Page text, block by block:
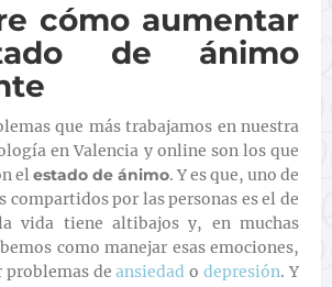
cómo aumentar
de ánimo
que más trabajamos en nuestra
en Valencia y online son los que
elestado de ánimo. Y es que, uno de
compartidos por las personas es el de
vida tiene altibajos y, en muchas
como manejar esas emociones,
problemas deansiedadodepresión. Y